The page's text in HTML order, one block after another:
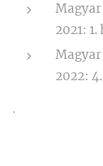
Magyar
2021:
Magyar
2022:
.